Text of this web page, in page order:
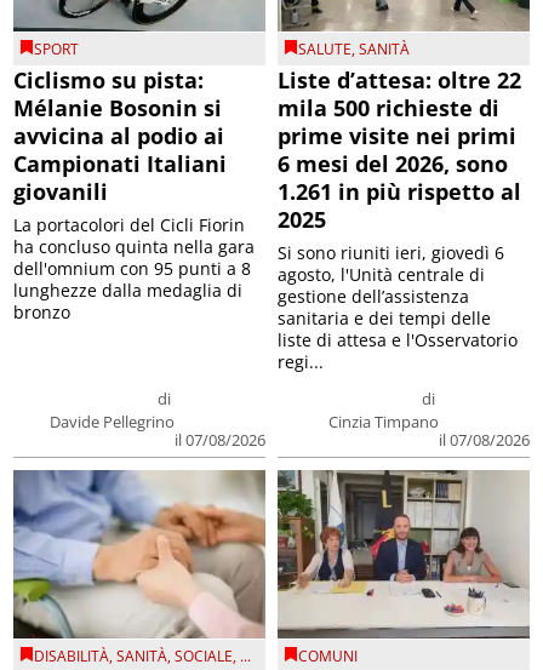
SPORT
Ciclismo su pista:
Mélanie Bosonin si
avvicina al podio ai
Campionati Italiani
giovanili
di
Davide Pellegrino
il 07/08/2026
La portacolori del Cicli Fiorin
ha concluso quinta nella gara
dell'omnium con 95 punti a 8
lunghezze dalla medaglia di
bronzo
SALUTE,SANITÀ
Liste d’attesa: oltre 22
mila 500 richieste di
prime visite nei primi
6 mesi del 2026, sono
1.261 in più rispetto al
2025
di
Cinzia Timpano
il 07/08/2026
Si sono riuniti ieri, giovedì 6
agosto, l'Unità centrale di
gestione dell’assistenza
sanitaria e dei tempi delle
liste di attesa e l'Osservatorio
regi...
DISABILITÀ,SANITÀ,SOCIALE, ... COMUNI